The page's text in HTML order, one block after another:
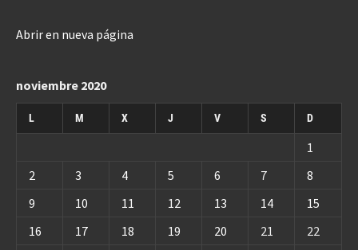
Abrir en nueva página
noviembre 2020
L M X J V S D
1
2
3 4 5 6 7
8
9
10 11 12 13 14
15
16
17 18 19 20 21 22